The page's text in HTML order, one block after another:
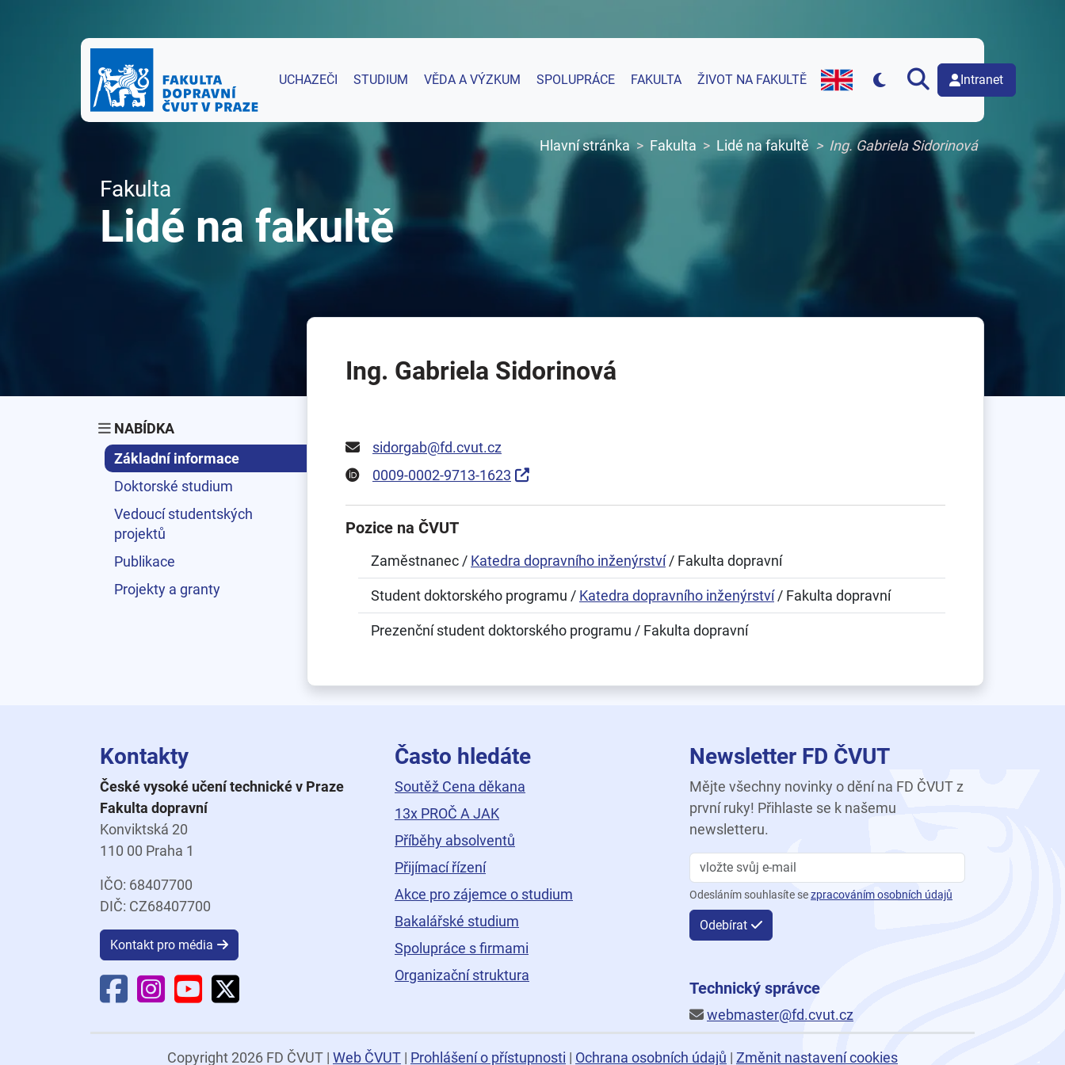
UCHAZEČI STUDIUM VĚDA A VÝZKUM SPOLUPRÁCE FAKULTA ŽIVOT NA FAKULTĚ
English version of web page
Intranet
Hlavní stránka Fakulta Lidé na fakultě Ing. Gabriela Sidorinová
Fakulta
Lidé na fakultě
NABÍDKA
Základní informace
Doktorské studium
Vedoucí studentských
projektů
Publikace
Projekty a granty
Ing. Gabriela Sidorinová
sidorgab@fd.cvut.cz
0009-0002-9713-1623
Pozice na ČVUT
Zaměstnanec / Katedra dopravního inženýrství/ Fakulta dopravní
Student doktorského programu / Katedra dopravního inženýrství/ Fakulta dopravní
Prezenční student doktorského programu / Fakulta dopravní
Kontakty
České vysoké učení technické v Praze
Fakulta dopravní
Konviktská 20
110 00 Praha 1
IČO: 68407700
DIČ: CZ68407700
Kontakt pro média
Facebook Fakulty dopravní
Instagram Fakulty dopravní
YouTube Fakulty dopravní
X Fakulty dopravní
Často hledáte
Soutěž Cena děkana
13x PROČ A JAK
Příběhy absolventů
Přijímací řízení
Akce pro zájemce o studium
Bakalářské studium
Spolupráce s firmami
Organizační struktura
Newsletter FD ČVUT
Mějte všechny novinky o dění na FD ČVUT z
první ruky! Přihlaste se k našemu
newsletteru.
Odesláním souhlasíte sezpracováním osobních údajů
Odebírat
Technický správce
webmaster@fd.cvut.cz
Copyright 2026 FD ČVUT | Web ČVUT | Prohlášení o přístupnosti | Ochrana osobních údajů | Změnit nastavení cookies